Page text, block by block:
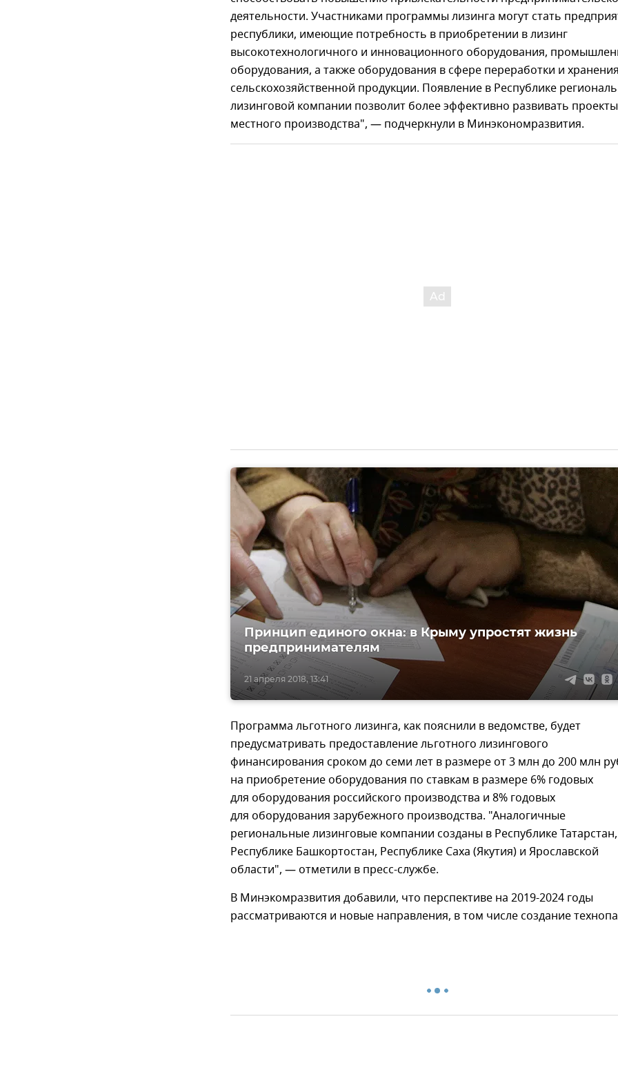
деятельности. Участниками программы лизинга могут стать
республики, имеющие потребность в приобретении в лизинг
высокотехнологичного и инновационного оборудования,
оборудования, а также оборудования в сфере переработки и
сельскохозяйственной продукции. Появление в Республике
лизинговой компании позволит более эффективно развивать проекты
местного производства", — подчеркнули в Минэкономразвития.
21 апреля 2018, 13:41
Принцип единого окна: в Крыму упростят жизнь
предпринимателям
Программа льготного лизинга, как пояснили в ведомстве, будет
предусматривать предоставление льготного лизингового
финансирования сроком до семи лет в размере от 3 млн до 200 млн
на приобретение оборудования по ставкам в размере 6% годовых
для оборудования российского производства и 8% годовых
для оборудования зарубежного производства. "Аналогичные
региональные лизинговые компании созданы в Республике Татарстан,
Республике Башкортостан, Республике Саха (Якутия) и Ярославской
области", — отметили в пресс-службе.
В Минэкомразвития добавили, что перспективе на 2019-2024 годы
рассматриваются и новые направления, в том числе создание